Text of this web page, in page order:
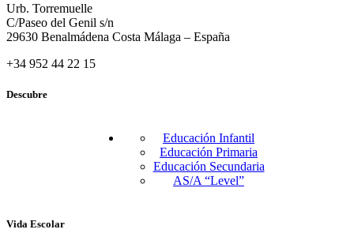
Urb. Torremuelle
C/Paseo del Genil s/n
29630 Benalmádena Costa Málaga – España
+34 952 44 22 15
Descubre
Educación Infantil
Educación Primaria
Educación Secundaria
AS/A “Level”
Vida Escolar